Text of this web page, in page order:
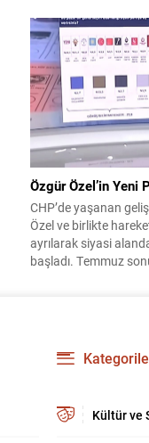
birliği çerçevesi
çıktısı, üç ülkenin
Savunma
güvenlik
Özgür Özel’in Yeni
CHP’de yaşanan
Özel ve birlikte
ayrılarak siyasi
başladı. Temmuz
bulduğu iddiaları
Kültür ve